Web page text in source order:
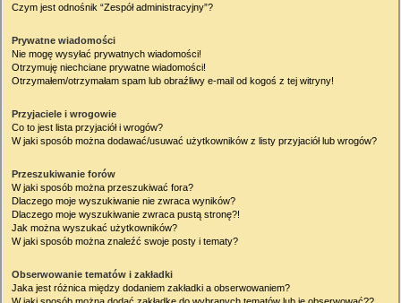
Czym jest odnośnik “Zespół administracyjny”?
Prywatne wiadomości
Nie mogę wysyłać prywatnych wiadomości!
Otrzymuję niechciane prywatne wiadomości!
Otrzymałem/otrzymałam spam lub obraźliwy e-mail od kogoś z tej witryny!
Przyjaciele i wrogowie
Co to jest lista przyjaciół i wrogów?
W jaki sposób można dodawać/usuwać użytkowników z listy przyjaciół lub wrogów?
Przeszukiwanie forów
W jaki sposób można przeszukiwać fora?
Dlaczego moje wyszukiwanie nie zwraca wyników?
Dlaczego moje wyszukiwanie zwraca pustą stronę?!
Jak można wyszukać użytkowników?
W jaki sposób można znaleźć swoje posty i tematy?
Obserwowanie tematów i zakładki
Jaka jest różnica między dodaniem zakładki a obserwowaniem?